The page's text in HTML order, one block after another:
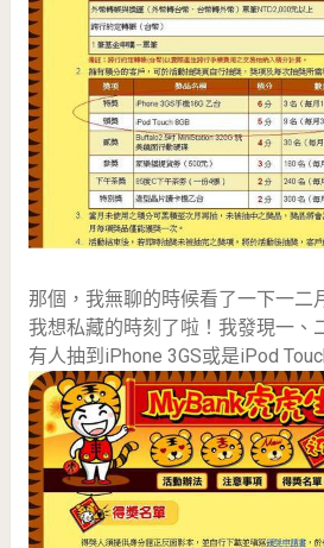
那個，我無聊的時候看了一下一二
我想私藏的時刻了啦！我發現一、
有人抽到iPhone 3GS或是iPod